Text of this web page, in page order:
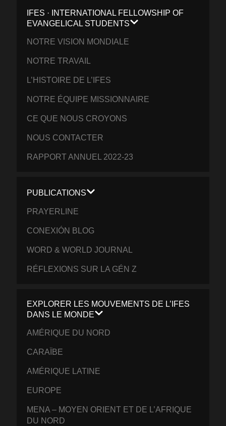
IFES · INTERNATIONAL FELLOWSHIP OF
EVANGELICAL STUDENTS
NOTRE VISION MONDIALE
NOTRE TRAVAIL
L’HISTOIRE DE L’IFES
NOTRE ÉQUIPE MISSIONNAIRE
CE QUE NOUS CROYONS
NOUS CONTACTER
RAPPORT ANNUEL 2022-23
PUBLICATIONS
PRAYERLINE
CONEXIÓN BLOG
WORD & WORLD JOURNAL
RÉFLEXIONS SUR LA GÉN Z
EXPLORER LES MOUVEMENTS DE L’IFES
DANS LE MONDE
AMÉRIQUE DU NORD
CARAÏBE
AMÉRIQUE LATINE
EUROPE
MENA – MOYEN ORIENT ET DE L’AFRIQUE
DU NORD